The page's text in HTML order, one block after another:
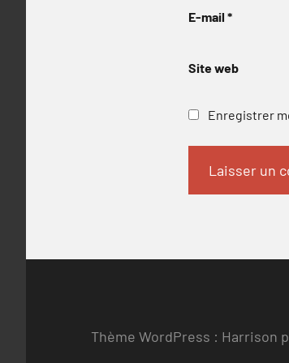
E-mail *
Site web
Enregistrer
Thème WordPress : Harrison